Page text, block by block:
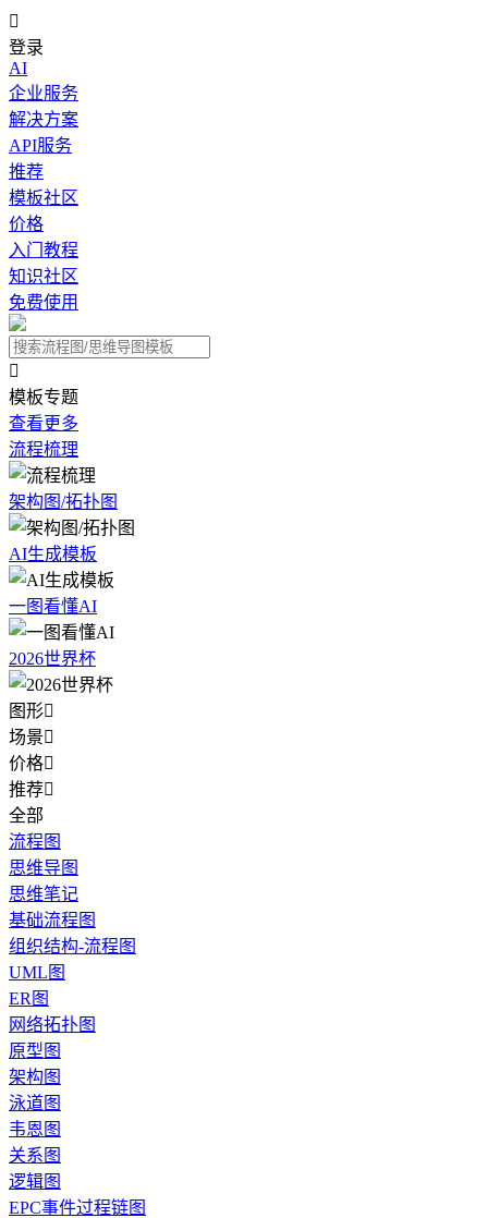

登录
AI
企业服务
解决方案
API服务
推荐
模板社区
价格
入门教程
知识社区
免费使用

模板专题
查看更多
流程梳理
架构图/拓扑图
AI生成模板
一图看懂AI
2026世界杯
图形
场景
价格
推荐
全部
流程图
思维导图
思维笔记
基础流程图
组织结构-流程图
UML图
ER图
网络拓扑图
原型图
架构图
泳道图
韦恩图
关系图
逻辑图
EPC事件过程链图